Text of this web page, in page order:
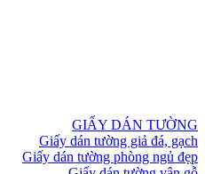
GIẤY DÁN TƯỜNG
Giấy dán tường giả đá, gạch
Giấy dán tường phòng ngủ đẹp